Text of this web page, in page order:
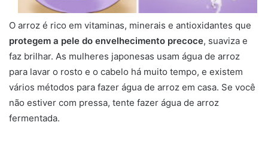
O arroz é rico em vitaminas, minerais e antioxidantes que
protegem a pele do envelhecimento precoce, suaviza e
faz brilhar. As mulheres japonesas usam água de arroz
para lavar o rosto e o cabelo há muito tempo, e existem
vários métodos para fazer água de arroz em casa. Se você
não estiver com pressa, tente fazer água de arroz
fermentada.